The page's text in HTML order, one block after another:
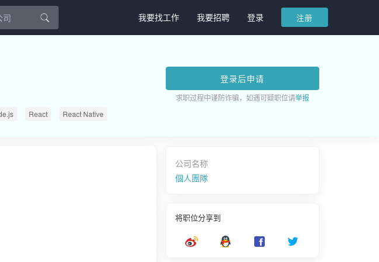
我要找工作 我要招聘 登录 注册
React React Native
登录后申请
求职过程中谨防诈骗，如遇可疑职位请举报
公司名称
個人團隊
将职位分享到